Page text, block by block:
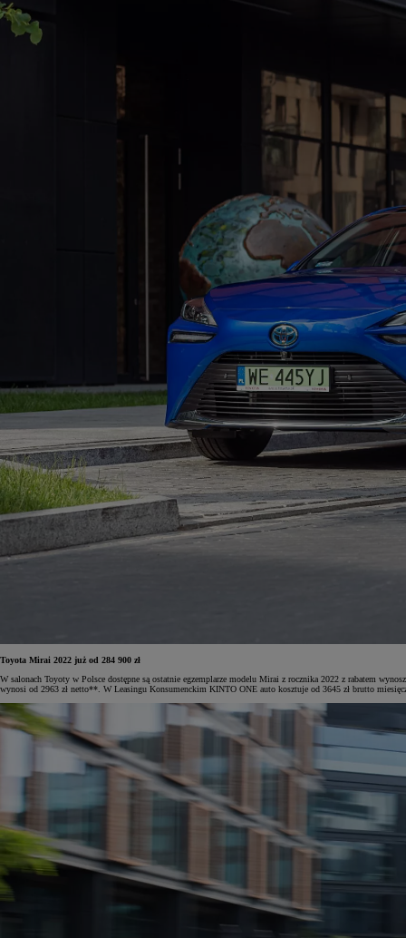
HYBRID
Toyota Mirai 2022 już od 284 900 zł
W salonach Toyoty w Polsce dostępne są ostatnie egzemplarze modelu Mirai z rocznika 2022 z rabatem
wynosi od 2963 zł netto**. W Leasingu Konsumenckim KINTO ONE auto kosztuje od 3645 zł brutto